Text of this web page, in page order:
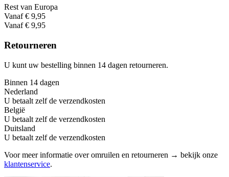
Rest van Europa
Vanaf € 9,95
Vanaf € 9,95
Retourneren
U kunt uw bestelling binnen 14 dagen retourneren.
Binnen 14 dagen
Nederland
U betaalt zelf de verzendkosten
België
U betaalt zelf de verzendkosten
Duitsland
U betaalt zelf de verzendkosten
Voor meer informatie over omruilen en retourneren → bekijk onze
klantenservice.